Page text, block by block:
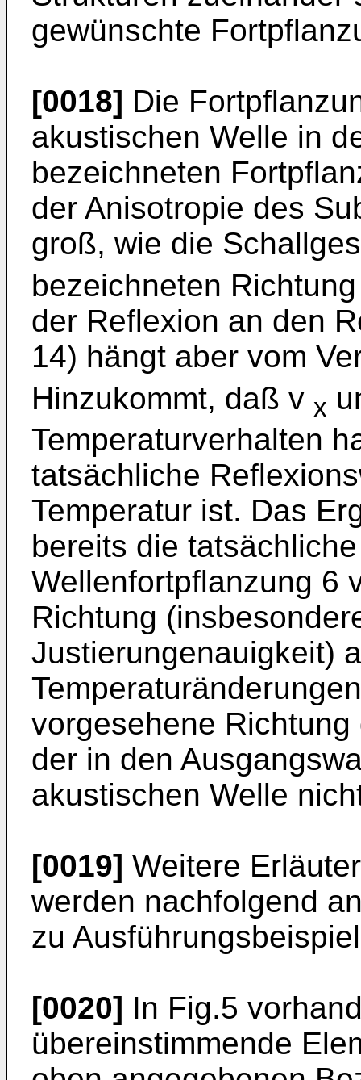
gewünschte
[0018] Die
akustischen Welle in
bezeichneten
der Anisotropie des
groß, wie die
bezeichneten
der Reflexion an den
14) hängt aber vom
Hinzukommt, daß v x
Temperaturverhalten
tatsächliche
Temperatur ist. Das
bereits die
Wellenfortpflanzung 6
Richtung
Justierungenauigkeit)
vorgesehene
der in den
akustischen Welle
[0019] Weitere
werden nachfolgend
zu
[0020] In Fig.5
übereinstimmende